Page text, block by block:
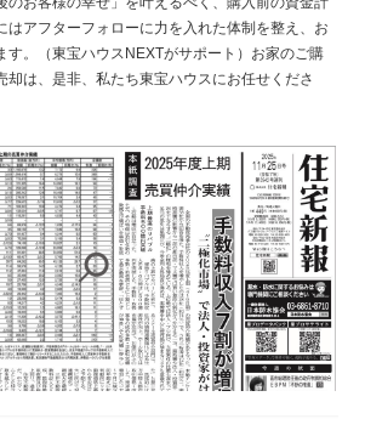
はアフターフォローに力を入れた体制を整え、お
す。（東宝ハウスNEXTがサポート）お家のご購
却は、是非、私たち東宝ハウスにお任せくださ